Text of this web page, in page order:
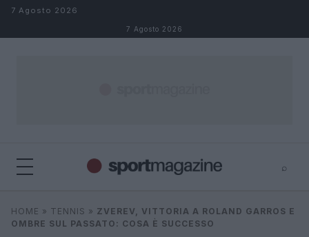
Salta al contenuto
7 Agosto 2026
7 Agosto 2026
⌕
Cerca
⌕ ×
HOME » TENNIS » ZVEREV, VITTORIA A ROLAND GARROS E
OMBRE SUL PASSATO: COSA È SUCCESSO